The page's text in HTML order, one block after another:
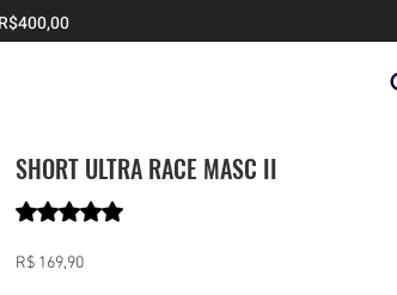
SHORT ULTRA RACE MASC II
A classificação é 5.0 de 5 estrelas com base
R$ 169,90Preço